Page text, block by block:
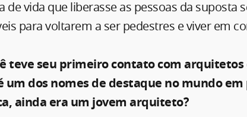
de vida que liberasse as pessoas da suposta
para voltarem a ser pedestres e viver em
teve seu primeiro contato com arquitetos
um dos nomes de destaque no mundo
ainda era um jovem arquiteto?